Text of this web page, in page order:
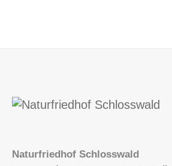
Naturfriedhof Schlosswald